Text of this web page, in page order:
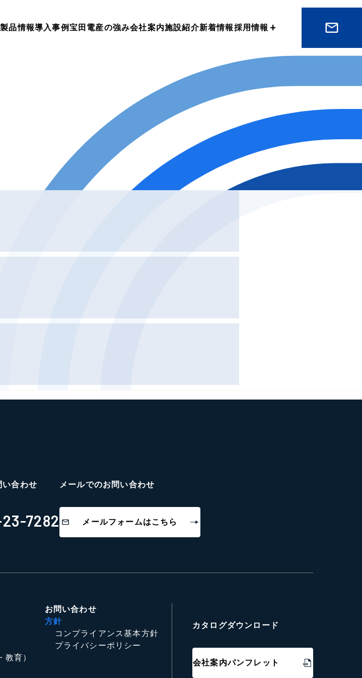
製品情報導入事例 宝田電産の強み会社案内施設紹介新着情報採用情報
い合わせ
7282
メールでのお問い合わせ
メールフォームはこちら
教育）
お問い合わせ
方針
コンプライアンス基本方針
プライバシーポリシー
カタログダウンロード
会社案内パンフレット